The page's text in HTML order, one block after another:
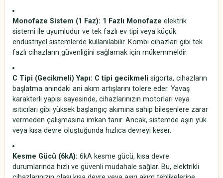
Monofaze Sistem (1 Faz): 1 Fazlı Monofaze elektrik
sistemi ile uyumludur ve tek fazlı ev tipi veya küçük
endüstriyel sistemlerde kullanılabilir. Kombi cihazları gibi tek
fazlı cihazların güvenliğini sağlamak için mükemmeldir.
C Tipi (Gecikmeli) Yapı: C tipi gecikmeli sigorta, cihazların
başlatma anındaki ani akım artışlarını tolere eder. Yavaş
karakterli yapısı sayesinde, cihazlarınızın motorları veya
ısıtıcıları gibi yüksek başlangıç akımına sahip bileşenlere zarar
vermeden çalışmasına imkan tanır. Ancak, sistemde aşırı yük
veya kısa devre oluştuğunda hızlıca devreyi keser.
Kesme Gücü (6kA): 6kA kesme gücü, kısa devre
durumlarında hızlı ve güvenli müdahale sağlar. Bu, elektrikli